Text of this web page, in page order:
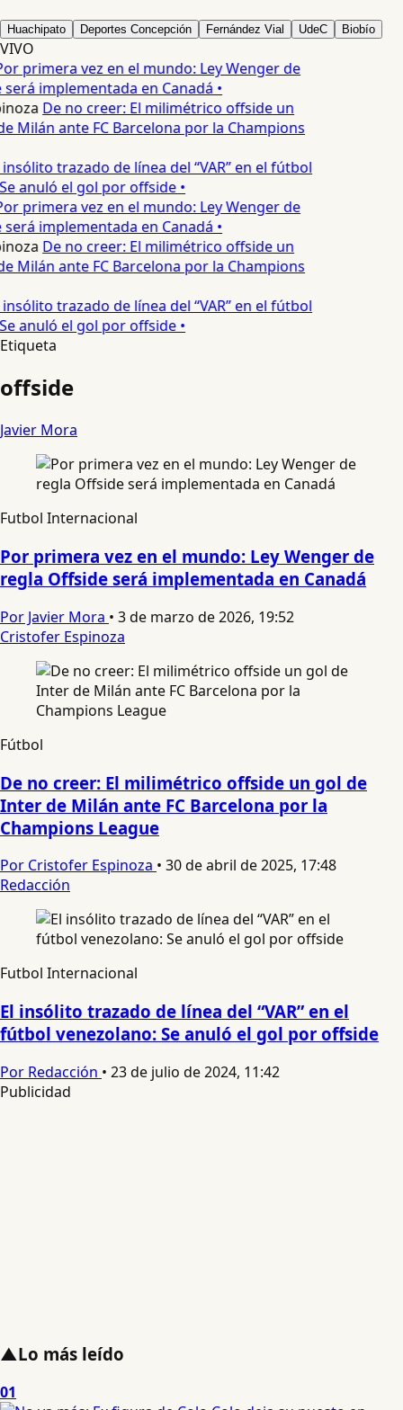
Huachipato Deportes Concepción Fernández Vial UdeC Biobío
VIVO
primera vez en el mundo: Ley Wenger de
implementada en Canadá •
De no creer: El milimétrico offside un
Milán ante FC Barcelona por la Champions
trazado de línea del “VAR” en el fútbol
anuló el gol por offside •
primera vez en el mundo: Ley Wenger de
implementada en Canadá •
De no creer: El milimétrico offside un
Milán ante FC Barcelona por la Champions
trazado de línea del “VAR” en el fútbol
anuló el gol por offside •
Etiqueta
offside
Javier Mora
Futbol Internacional
Por primera vez en el mundo: Ley Wenger de
regla Offside será implementada en Canadá
Por Javier Mora • 3 de marzo de 2026, 19:52
Cristofer Espinoza
Fútbol
De no creer: El milimétrico offside un gol de
Inter de Milán ante FC Barcelona por la
Champions League
Por Cristofer Espinoza • 30 de abril de 2025, 17:48
Redacción
Futbol Internacional
El insólito trazado de línea del “VAR” en el
fútbol venezolano: Se anuló el gol por offside
Por Redacción • 23 de julio de 2024, 11:42
Publicidad
▲Lo más leído
01